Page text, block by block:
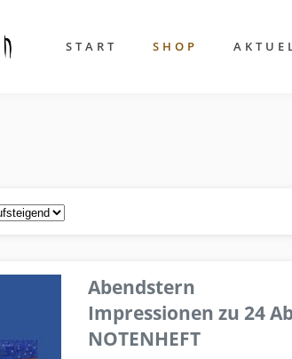
START SHOP
Abendstern
Impressionen zu 24
NOTENHEFT